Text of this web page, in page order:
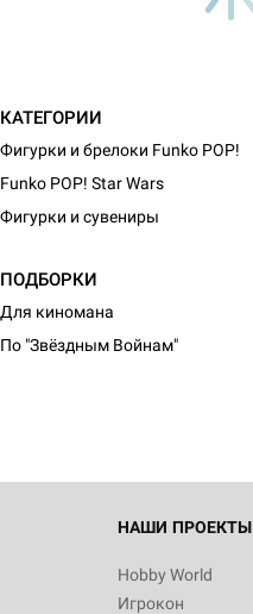
КАТЕГОРИИ
Фигурки и брелоки Funko POP!
Funko POP! Star Wars
Фигурки и сувениры
ПОДБОРКИ
Для киномана
По "Звёздным Войнам"
НАШИ ПРОЕКТЫ
Hobby World
Игрокон
Журнал
Братья